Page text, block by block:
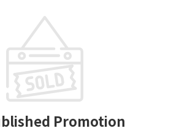
Promotion